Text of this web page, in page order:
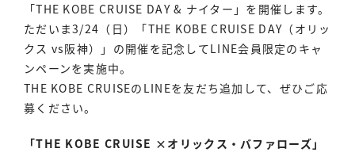
「THE KOBE CRUISE DAY & ナイター」を開催します。
ただいま3/24（日）「THE KOBE CRUISE DAY（オリッ
クス vs阪神）」の開催を記念してLINE会員限定のキャ
ンペーンを実施中。
THE KOBE CRUISEのLINEを友だち追加して、ぜひご応
募ください。
「THE KOBE CRUISE ×オリックス・バファローズ」